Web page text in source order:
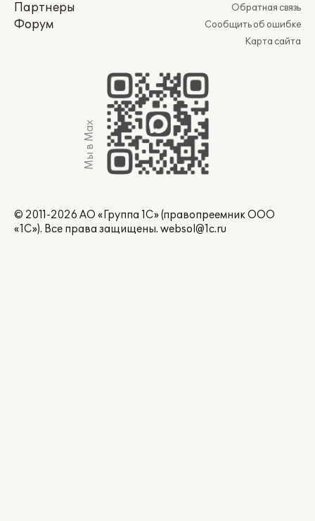
Партнеры
Форум
Обратная связь
Сообщить об ошибке
Карта сайта
Мы в Max
© 2011-2026 АО «Группа 1С» (правопреемник ООО
«1С»). Все права защищены. websol@1c.ru